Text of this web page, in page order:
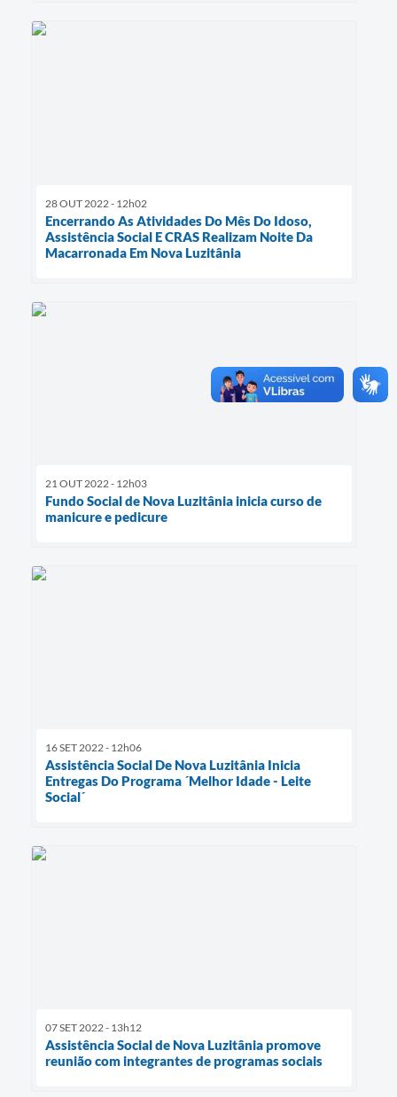
28 OUT 2022 - 12h02
Encerrando As Atividades Do Mês Do Idoso,
Assistência Social E CRAS Realizam Noite Da
Macarronada Em Nova Luzitânia
21 OUT 2022 - 12h03
Fundo Social de Nova Luzitânia inicia curso de
manicure e pedicure
16 SET 2022 - 12h06
Assistência Social De Nova Luzitânia Inicia
Entregas Do Programa ´Melhor Idade - Leite
Social´
07 SET 2022 - 13h12
Assistência Social de Nova Luzitânia promove
reunião com integrantes de programas sociais